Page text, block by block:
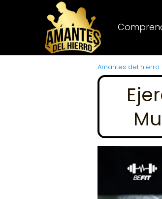
Amantes del hierro